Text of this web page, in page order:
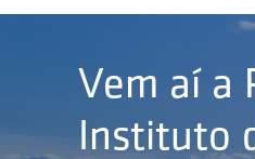
Vem aí a
Instituto